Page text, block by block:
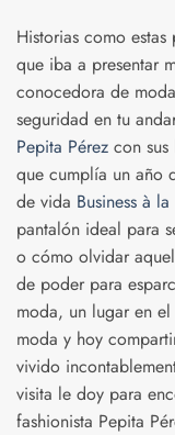
Historias como
que iba a presentar
conocedora de
seguridad en tu
Pepita Pérez con
que cumplía un año
de vida Business à
pantalón ideal para
o cómo olvidar
de poder para
moda, un lugar en
moda y hoy
vivido
visita le doy para
fashionista Pepita